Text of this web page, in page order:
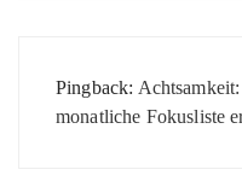
Pingback:
monatliche Fokusliste